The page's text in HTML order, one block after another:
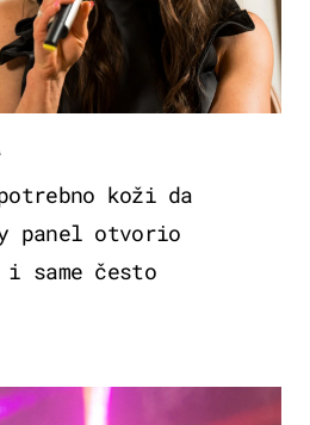
koži da
panel otvorio
same često